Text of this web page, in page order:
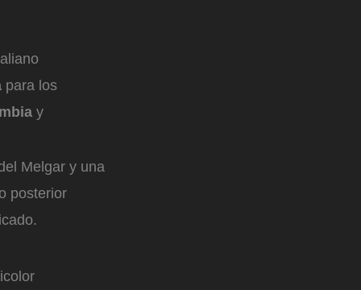
para los
y
Melgar y una
posterior